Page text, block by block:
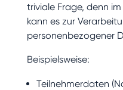
triviale Frage, denn
kann es zur
personenbezogener
Beispielsweise:
Teilnehmerdaten